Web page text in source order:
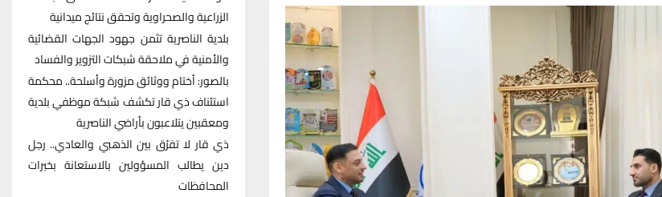
الزراعية والصحراوية وتحقق نتائج ميدانية
بلدية الناصرية تثمن جهود الجهات القضائية
والأمنية في ملاحقة شبكات التزوير والفساد
بالصور: أختام ووثائق مزورة وأسلحة.. محكمة
استئناف ذي قار تكشف شبكة موظفي بلدية
ومعقبين يتلاعبون بأراضي الناصرية
ذي قار لا تفرّق بين الذهبي والعادي.. رجل
دين يطالب المسؤولين بالاستعانة بخبرات
المحافظات